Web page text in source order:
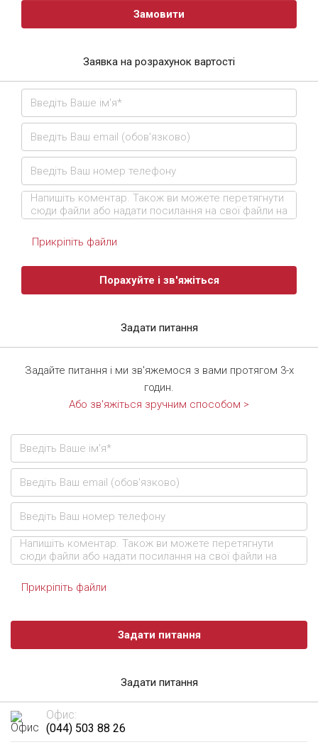
Замовити
Заявка на розрахунок вартості
Прикріпіть файли
Порахуйте і зв'яжіться
Задати питання
Задайте питання і ми зв'яжемося з вами протягом 3-х
годин.
Або зв'яжіться зручним способом >
Прикріпіть файли
Задати питання
Задати питання
Офис:
(044) 503 88 26